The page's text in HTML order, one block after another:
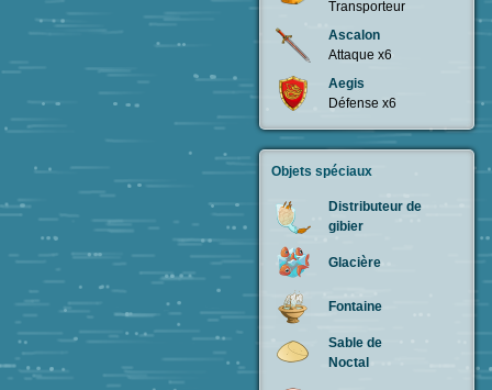
Transporteur
Ascalon
Attaque x6
Aegis
Défense x6
Objets spéciaux
Distributeur de
gibier
Glacière
Fontaine
Sable de
Noctal